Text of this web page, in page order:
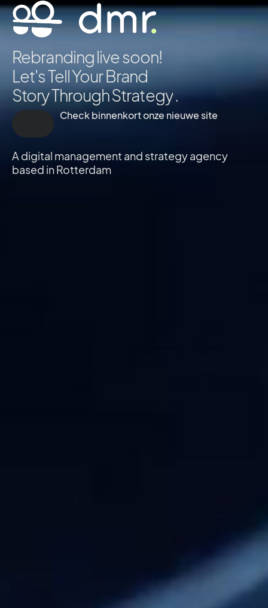
Rebranding live soon!
Let's Tell Your Brand
Story ThroughStrategy .
Check binnenkort onze nieuwe site
A digital management and strategy agency
based in Rotterdam